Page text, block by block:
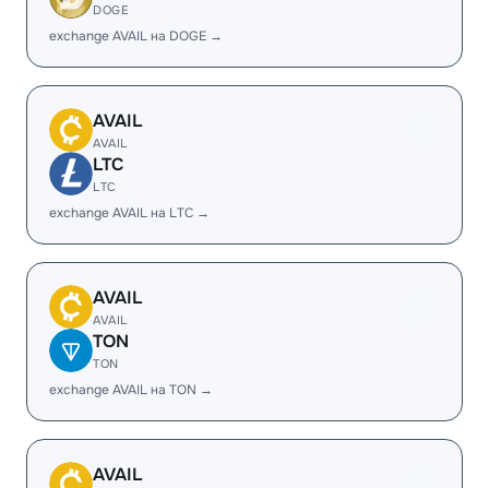
DOGE
exchange AVAIL на DOGE →
AVAIL
AVAIL
LTC
LTC
exchange AVAIL на LTC →
AVAIL
AVAIL
TON
TON
exchange AVAIL на TON →
AVAIL